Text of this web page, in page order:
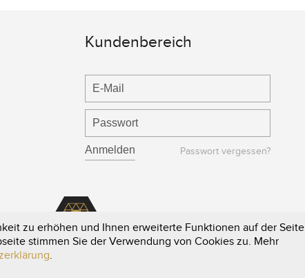
Kundenbereich
Passwort vergessen?
zu erhöhen und Ihnen erweiterte Funktionen auf der Seite
stimmen Sie der Verwendung von Cookies zu. Mehr
.